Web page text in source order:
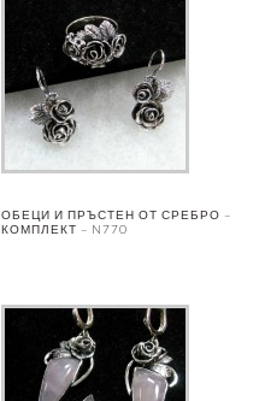
ОБЕЦИ И ПРЪСТЕН ОТ СРЕБРО –
КОМПЛЕКТ – N770